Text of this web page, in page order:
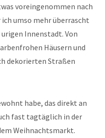
voreingenommen nach
umso mehr überrascht
Innenstadt. Von
Häusern und
dekorierten Straßen
habe, das direkt an
fast tagtäglich in der
Weihnachtsmarkt.